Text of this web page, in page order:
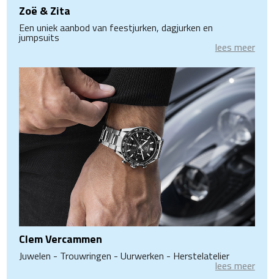
Zoë & Zita
Een uniek aanbod van feestjurken, dagjurken en
jumpsuits
lees meer
Clem Vercammen
Juwelen - Trouwringen - Uurwerken - Herstelatelier
lees meer